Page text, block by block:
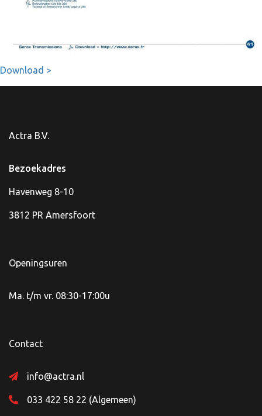
Download >
Actra B.V.
Bezoekadres
Havenweg 8-10
3812 PR Amersfoort
Openingsuren
Ma. t/m vr. 08:30-17:00u
Contact
info@actra.nl
033 422 58 22 (Algemeen)